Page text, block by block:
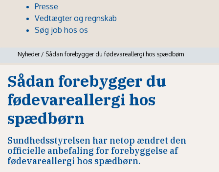
Presse
Vedtægter og regnskab
Søg job hos os
Nyheder / Sådan forebygger du fødevareallergi hos spædbørn
Sådan forebygger du
fødevareallergi hos
spædbørn
Sundhedsstyrelsen har netop ændret den
officielle anbefaling for forebyggelse af
fødevareallergi hos spædbørn.